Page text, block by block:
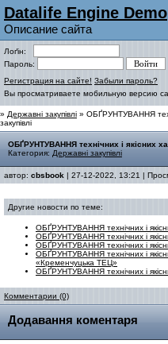
Datalife Engine Demo
Описание сайта
Лоґін:
Пароль:
Регистрация на сайте! Забыли пароль?
Вы просматриваете мобильную версию
» Державні закупівлі » ОБҐРУНТУВАННЯ
закупівлі
ОБҐРУНТУВАННЯ технічних і якісних
Категория: Державні закупівлі
автор: cbsbook | 27-12-2022, 13:21 |
Другие новости по теме:
ОБҐРУНТУВАННЯ технічних і
ОБҐРУНТУВАННЯ технічних і
ОБҐРУНТУВАННЯ технічних і
ОБҐРУНТУВАННЯ технічних і
«Кременчуцька ТЕЦ»
ОБҐРУНТУВАННЯ технічних і
Комментарии (0)
Додавання коментаря